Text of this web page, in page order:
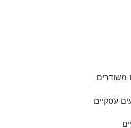
משודרים
עסקיים